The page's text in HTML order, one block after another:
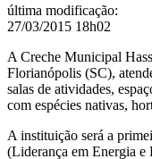
última modificação:
27/03/2015 18h02
A Creche Municipal
Florianópolis (SC),
salas de atividades,
com espécies nativas,
A instituição será a
(Liderança em Energia